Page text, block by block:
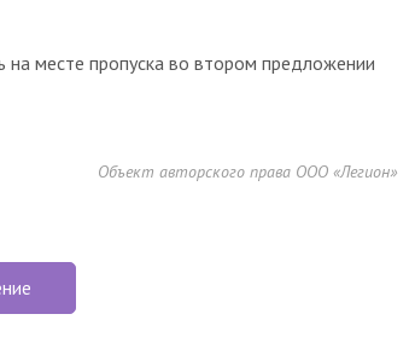
месте пропуска во втором предложении
Объект авторского права ООО «Легион»